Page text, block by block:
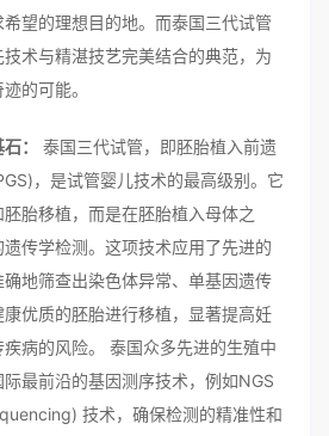
望的理想目的地。而泰国三代试管
术与精湛技艺完美结合的典范，为
的可能。
：
泰国三代试管，即胚胎植入前遗
，是试管婴儿技术的最高级别。它
胎移植，而是在胚胎植入母体之
传学检测。这项技术应用了先进的
地筛查出染色体异常、单基因遗传
优质的胚胎进行移植，显著提高妊
病的风险。 泰国众多先进的生殖中
最前沿的基因测序技术，例如NGS
技术，确保检测的精准性和